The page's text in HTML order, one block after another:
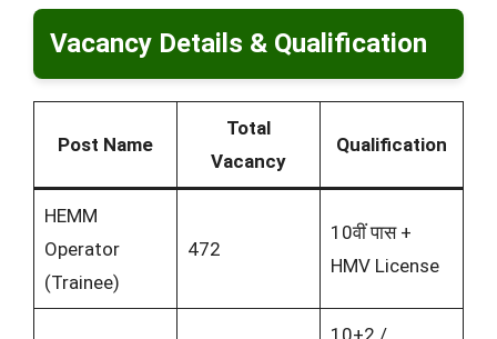
Vacancy Details & Qualification
Post Name
Total
Vacancy
Qualification
HEMM
Operator
(Trainee)
472
10वीं पास +
HMV License